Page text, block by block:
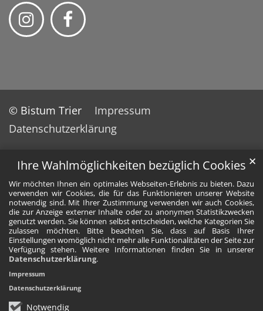
Ihre Wahlmöglichkeiten bezüglich Cookies
Wir möchten Ihnen ein optimales Webseiten-Erlebnis zu bieten. Dazu
verwenden wir Cookies, die für das Funktionieren unserer Website
notwendig sind. Mit Ihrer Zustimmung verwenden wir auch Cookies,
die zur Anzeige externer Inhalte oder zu anonymen Statistikzwecken
genutzt werden. Sie können selbst entscheiden, welche Kategorien Sie
zulassen möchten. Bitte beachten Sie, dass auf Basis Ihrer
Einstellungen womöglich nicht mehr alle Funktionalitäten der Seite zur
Verfügung stehen. Weitere Informationen finden Sie in unserer
Datenschutzerklärung.
Notwendig
✕
Impressum
Datenschutzerklärung
© Bistum Trier
Impressum
Datenschutzerklärung